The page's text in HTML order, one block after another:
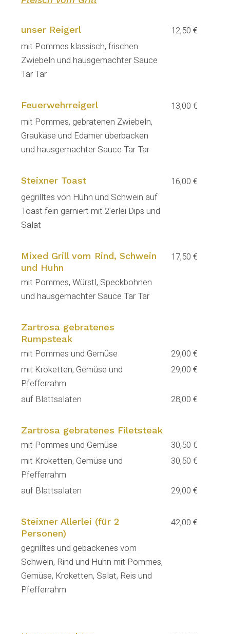
unser Reigerl
12,50 €
mit Pommes klassisch, frischen
Zwiebeln und hausgemachter Sauce
Tar Tar
Feuerwehrreigerl
13,00 €
mit Pommes, gebratenen Zwiebeln,
Graukäse und Edamer überbacken
und hausgemachter Sauce Tar Tar
Steixner Toast
16,00 €
gegrilltes von Huhn und Schwein auf
Toast fein garniert mit 2'erlei Dips und
Salat
Mixed Grill vom Rind, Schwein
und Huhn
17,50 €
mit Pommes, Würstl, Speckbohnen
und hausgemachter Sauce Tar Tar
Zartrosa gebratenes
Rumpsteak
mit Pommes und Gemüse
29,00 €
mit Kroketten, Gemüse und
Pfefferrahm
29,00 €
auf Blattsalaten 28,00 €
Zartrosa gebratenes Filetsteak
mit Pommes und Gemüse
30,50 €
mit Kroketten, Gemüse und
Pfefferrahm
30,50 €
auf Blattsalaten 29,00 €
Steixner Allerlei (für 2
Personen)
42,00 €
gegrilltes und gebackenes vom
Schwein, Rind und Huhn mit Pommes,
Gemüse, Kroketten, Salat, Reis und
Pfefferrahm